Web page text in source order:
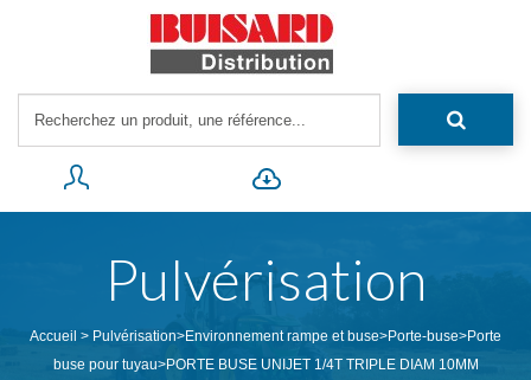
Pulvérisation
Accueil > Pulvérisation>Environnement rampe et buse>Porte-buse>Porte
buse pour tuyau>PORTE BUSE UNIJET 1/4T TRIPLE DIAM 10MM